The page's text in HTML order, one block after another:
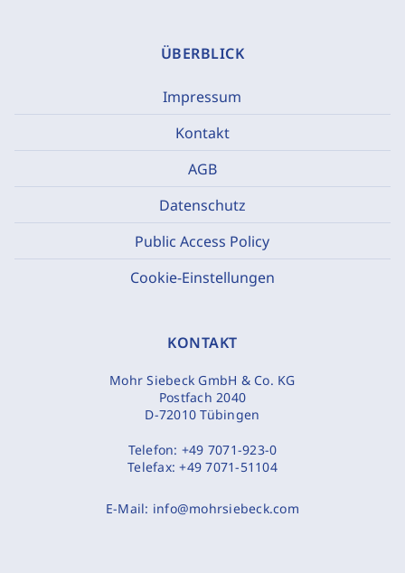
ÜBERBLICK
Impressum
Kontakt
AGB
Datenschutz
Public Access Policy
Cookie-Einstellungen
KONTAKT
Mohr Siebeck GmbH & Co. KG
Postfach 2040
D-72010 Tübingen
Telefon: +49 7071-923-0
Telefax:+49 7071-51104
E-Mail: info@mohrsiebeck.com